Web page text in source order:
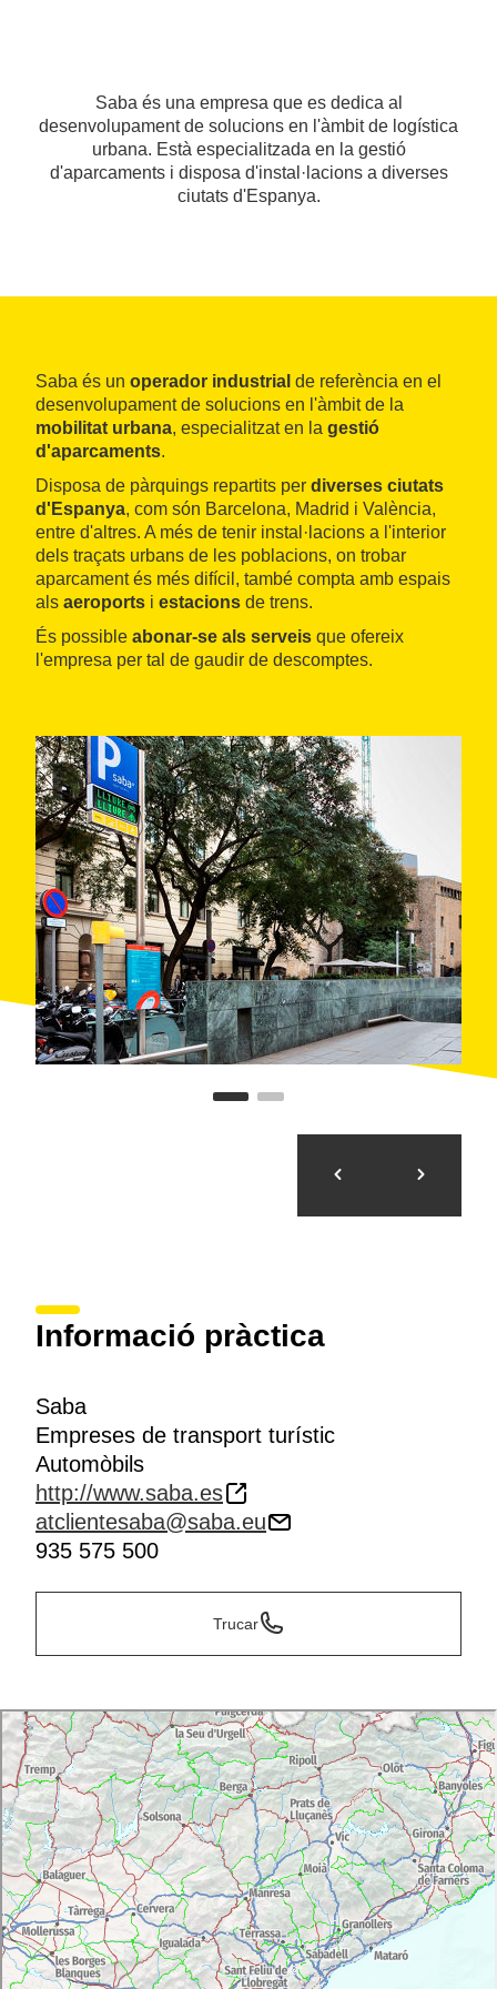
Saba és una empresa que es dedica al
desenvolupament de solucions en l'àmbit de logística
urbana. Està especialitzada en la gestió
d'aparcaments i disposa d'instal·lacions a diverses
ciutats d'Espanya.
Saba és un operador industrial de referència en el
desenvolupament de solucions en l'àmbit de la
mobilitat urbana, especialitzat en la gestió
d'aparcaments.
Disposa de pàrquings repartits per diverses ciutats
d'Espanya, com són Barcelona, Madrid i València,
entre d'altres. A més de tenir instal·lacions a l'interior
dels traçats urbans de les poblacions, on trobar
aparcament és més difícil, també compta amb espais
als aeroports i estacions de trens.
És possible abonar-se als serveis que ofereix
l'empresa per tal de gaudir de descomptes.
Informació pràctica
Saba
Empreses de transport turístic
Automòbils
http://www.saba.es
atclientesaba@saba.eu
935 575 500
Trucar